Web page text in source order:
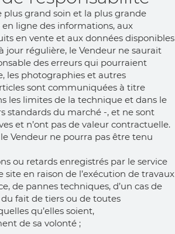
grand soin et la plus grande
ligne des informations, aux
en vente et aux données disponibles
jour régulière, le Vendeur ne saurait
des erreurs qui pourraient
les photographies et autres
sont communiquées à titre
les limites de la technique et dans le
standards du marché -, et ne sont
et n’ont pas de valeur contractuelle.
Vendeur ne pourra pas être tenu
ou retards enregistrés par le service
site en raison de l’exécution de travaux
de pannes techniques, d’un cas de
fait de tiers ou de toutes
qu’elles soient,
de sa volonté ;